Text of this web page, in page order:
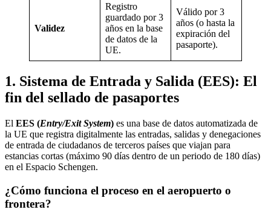
Validez
Registro
guardado por 3
años en la base
de datos de la
UE.
Válido por 3
años (o hasta la
expiración del
pasaporte).
1. Sistema de Entrada y Salida (EES): El
fin del sellado de pasaportes
El EES (Entry/Exit System) es una base de datos automatizada de
la UE que registra digitalmente las entradas, salidas y denegaciones
de entrada de ciudadanos de terceros países que viajan para
estancias cortas (máximo 90 días dentro de un periodo de 180 días)
en el Espacio Schengen.
¿Cómo funciona el proceso en el aeropuerto o
frontera?